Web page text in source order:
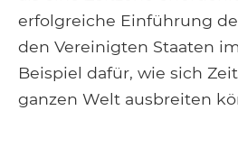
erfolgreiche Einführung
den Vereinigten Staaten
Beispiel dafür, wie sich
ganzen Welt ausbreiten